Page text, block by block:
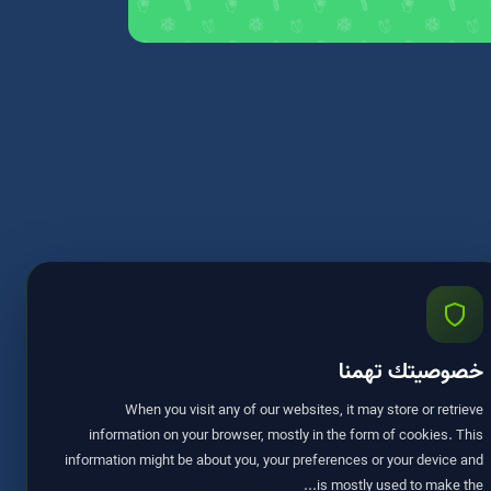
خصوصيتك تهمنا
When you visit any of our websites, it may store or retrieve
information on your browser, mostly in the form of cookies. This
information might be about you, your preferences or your device and
is mostly used to make the...